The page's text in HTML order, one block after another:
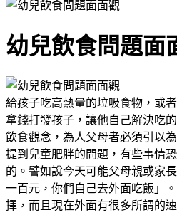
幼兒飲食問題面
給孩子吃高熱量的垃吸食物，或
拿錢打發孩子，讓他自己解決吃
飲食觀念，為人父母者必須引以為
提到兒童肥胖的問題，有些事情
的。譬如說今天可能父母親或家
一百元，你們自己去外面吃飯」
擇，而且現在外面有很多所謂的